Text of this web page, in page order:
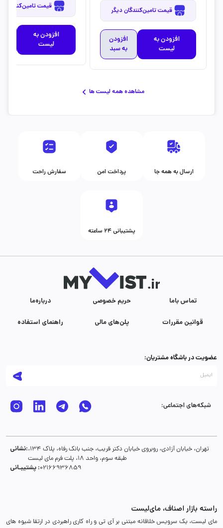
قیمت تامین‌کنندگان دیگر
افزودن به
لیست
افزودن
به سبد
قیمت تامین‌کنندگان دیگر
افزودن به
لیست
مشاهده همه لیست ها
سفارش راحت پرداخت امن ارسال به همه جا
پشتیبانی ۲۴ ساعته
درباره‌ما حریم خصوصی تماس با‌ما
راهنمای استفاده پلن‌های مالی قوانین مقررات
عضویت در باشگاه مشتریان:
شبکه‌های اجتماعی:
نشانی:تهران، خیابان آزادی، روبروی خیابان دکتر قریب، جنب بانک رفاه، پلاک 134،
طبقه سوم، واحد 18، پلت فرم مای لیست
پشتیبـانی :02166936859
راسته بازار اصناف، مای‌لیست
مای لیست، یک سرویس خلاقانه مبتنی بر آی تی و راه کاری راهبردی در ارتقا شیوه های